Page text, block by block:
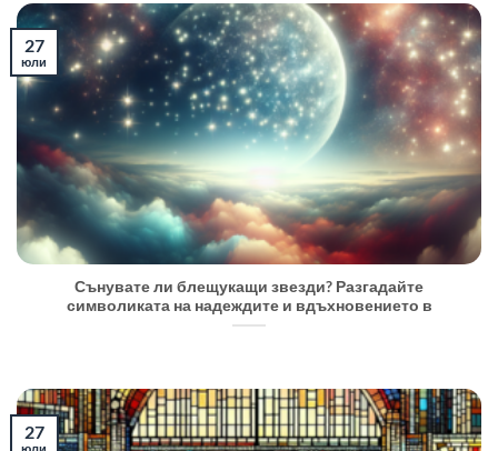
Сънувате ли блещукащи звезди? Разгадайте
символиката на надеждите и вдъхновението в
27
юли
27